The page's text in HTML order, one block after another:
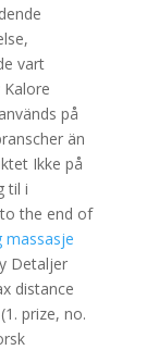
vart
på
än
Ikke på
til i
the end of
massasje
Detaljer
distance
prize, no.